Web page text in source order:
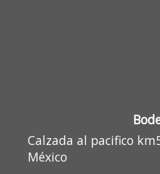
Calzada al pacifico
México